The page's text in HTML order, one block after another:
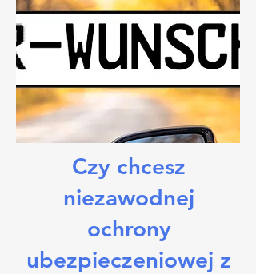
Czy chcesz
niezawodnej
ochrony
ubezpieczeniowej z